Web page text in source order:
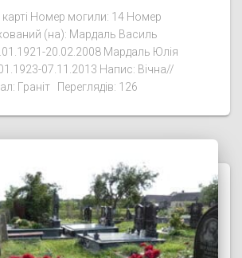
Номер могили: 14 Номер
(на): Мардаль Василь
20.02.2008 Мардаль Юлія
07.11.2013 Напис: Вічна//
Граніт Переглядів: 126